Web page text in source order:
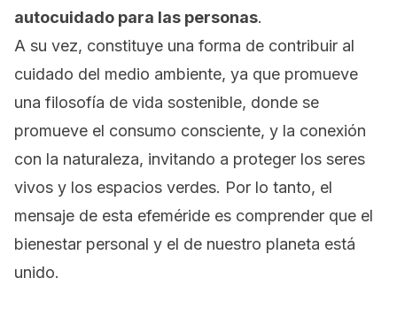
autocuidado para las personas.
A su vez, constituye una forma de contribuir al
cuidado del medio ambiente, ya que promueve
una filosofía de vida sostenible, donde se
promueve el consumo consciente, y la conexión
con la naturaleza, invitando a proteger los seres
vivos y los espacios verdes. Por lo tanto, el
mensaje de esta efeméride es comprender que el
bienestar personal y el de nuestro planeta está
unido.